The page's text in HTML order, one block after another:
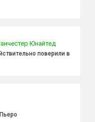
Юнайтед
поверили в